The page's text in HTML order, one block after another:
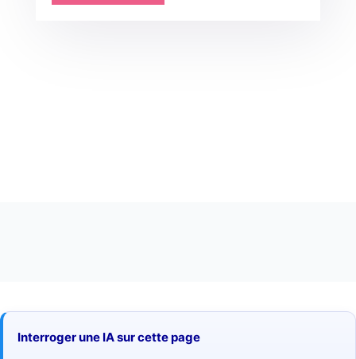
Interroger une IA sur cette page